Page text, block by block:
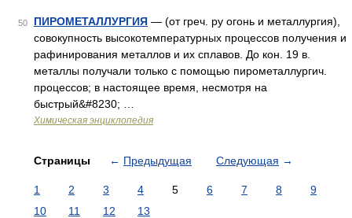
50 ПИРОМЕТАЛЛУРГИЯ — (от греч. ру огонь и металлургия),
совокупность высокотемпературных процессов получения и
рафинирования металлов и их сплавов. До кон. 19 в.
металлы получали только с помощью пирометаллургич.
процессов; в настоящее время, несмотря на
быстрый&#8230; …
Химическая энциклопедия
Страницы ← Предыдущая Следующая →
1 2 3 4 5 6 7 8
9
10
11 12 13